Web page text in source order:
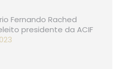
Fernando Rached
presidente da ACIF